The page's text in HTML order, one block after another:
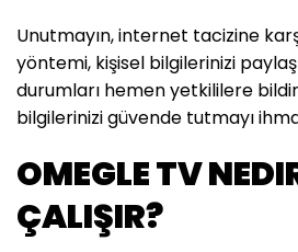
Unutmayın, internet tacizine
yöntemi, kişisel bilgilerinizi
durumları hemen yetkililere
bilgilerinizi güvende tutmayı
OMEGLE TV
ÇALIŞIR?